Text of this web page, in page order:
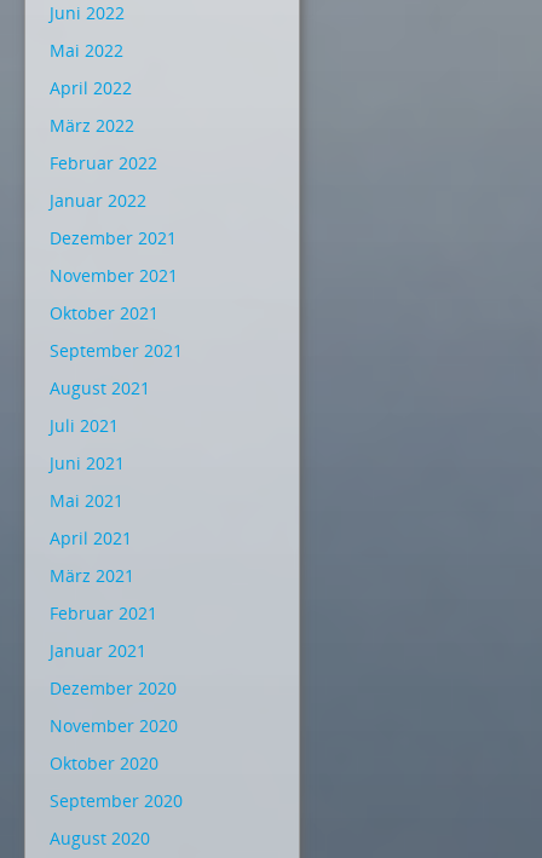
Juni 2022
Mai 2022
April 2022
März 2022
Februar 2022
Januar 2022
Dezember 2021
November 2021
Oktober 2021
September 2021
August 2021
Juli 2021
Juni 2021
Mai 2021
April 2021
März 2021
Februar 2021
Januar 2021
Dezember 2020
November 2020
Oktober 2020
September 2020
August 2020